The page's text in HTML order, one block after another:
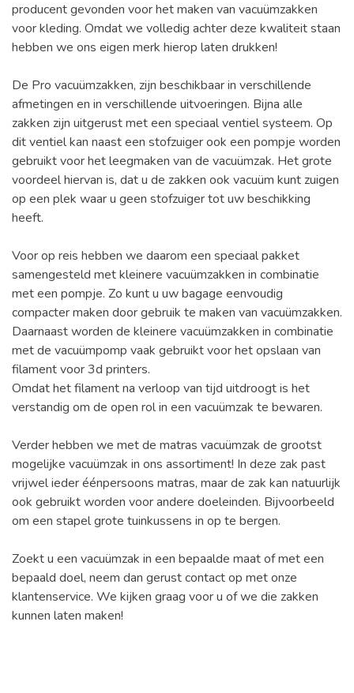
producent gevonden voor het maken van vacuümzakken
voor kleding. Omdat we volledig achter deze kwaliteit staan
hebben we ons eigen merk hierop laten drukken!
De Pro vacuümzakken, zijn beschikbaar in verschillende
afmetingen en in verschillende uitvoeringen. Bijna alle
zakken zijn uitgerust met een speciaal ventiel systeem. Op
dit ventiel kan naast een stofzuiger ook een pompje worden
gebruikt voor het leegmaken van de vacuümzak. Het grote
voordeel hiervan is, dat u de zakken ook vacuüm kunt zuigen
op een plek waar u geen stofzuiger tot uw beschikking
heeft.
Voor op reis hebben we daarom een speciaal pakket
samengesteld met kleinere vacuümzakken in combinatie
met een pompje. Zo kunt u uw bagage eenvoudig
compacter maken door gebruik te maken van vacuümzakken.
Daarnaast worden de kleinere vacuümzakken in combinatie
met de vacuümpomp vaak gebruikt voor het opslaan van
filament voor 3d printers.
Omdat het filament na verloop van tijd uitdroogt is het
verstandig om de open rol in een vacuümzak te bewaren.
Verder hebben we met de matras vacuümzak de grootst
mogelijke vacuümzak in ons assortiment! In deze zak past
vrijwel ieder éénpersoons matras, maar de zak kan natuurlijk
ook gebruikt worden voor andere doeleinden. Bijvoorbeeld
om een stapel grote tuinkussens in op te bergen.
Zoekt u een vacuümzak in een bepaalde maat of met een
bepaald doel, neem dan gerust contact op met onze
klantenservice. We kijken graag voor u of we die zakken
kunnen laten maken!